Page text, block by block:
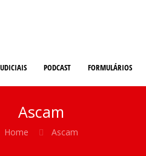
PODCAST FORMULÁRIOS
Ascam
Home Ascam